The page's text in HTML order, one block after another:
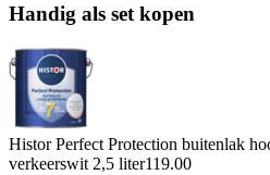
Handig als set kopen
Histor Perfect Protection buitenlak
verkeerswit 2,5 liter119.00